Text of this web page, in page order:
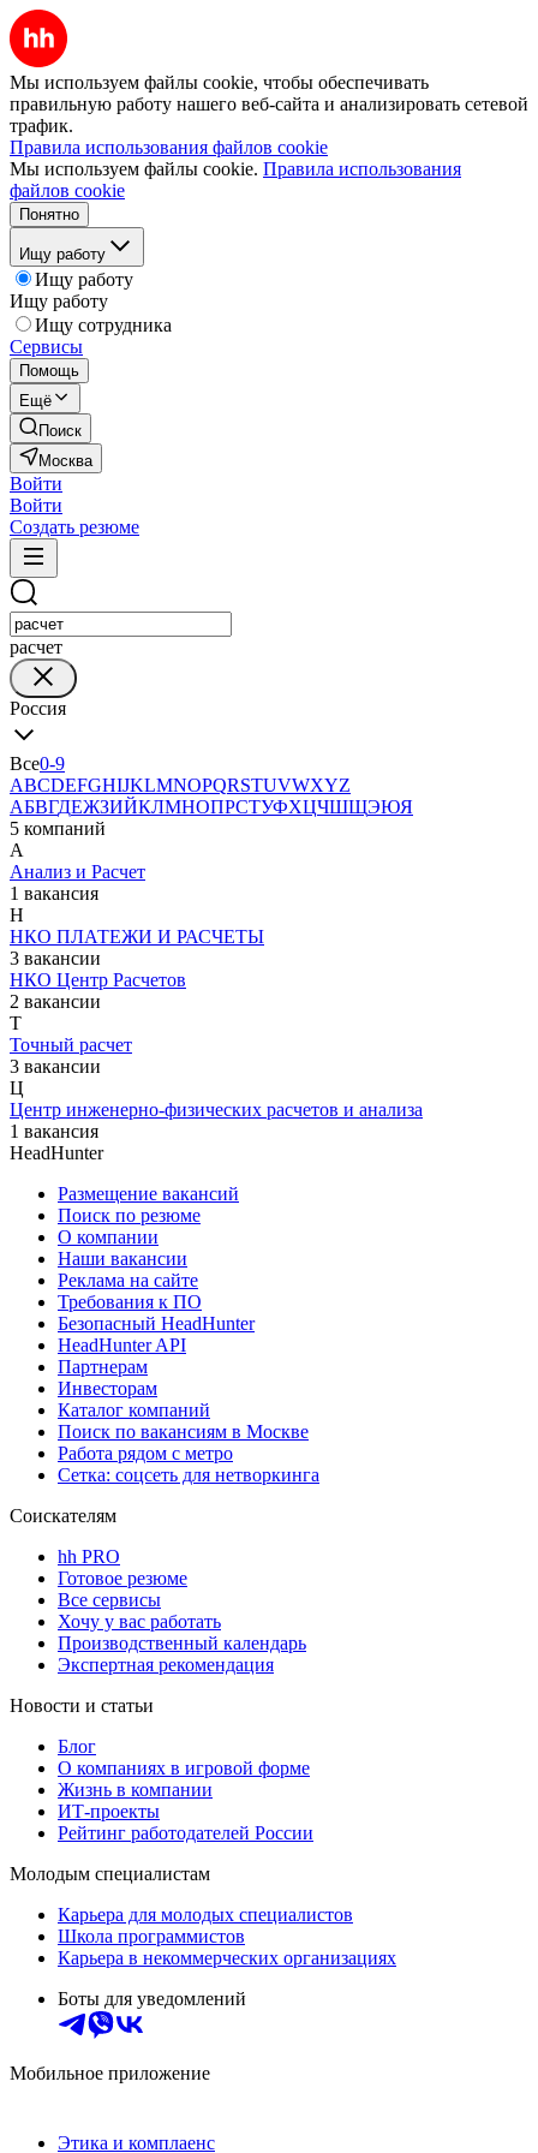
Мы используем файлы cookie, чтобы обеспечивать
правильную работу нашего веб-сайта и анализировать сетевой
трафик.
Правила использования файлов cookie
Мы используем файлы cookie. Правила использования
файлов cookie
Понятно
Ищу работу
Ищу работу
Ищу работу
Ищу сотрудника
Сервисы
Помощь
Ещё
Поиск
Москва
Войти
Войти
Создать резюме
расчет
Россия
Все0-9
ABCDEFGHIJKLMNOPQRSTUVWXYZ
АБВГДЕЖЗИЙКЛМНОПРСТУФХЦЧШЩЭЮЯ
5 компаний
А
Анализ и Расчет
1 вакансия
Н
НКО ПЛАТЕЖИ И РАСЧЕТЫ
3 вакансии
НКО Центр Расчетов
2 вакансии
Т
Точный расчет
3 вакансии
Ц
Центр инженерно-физических расчетов и анализа
1 вакансия
HeadHunter
Размещение вакансий
Поиск по резюме
О компании
Наши вакансии
Реклама на сайте
Требования к ПО
Безопасный HeadHunter
HeadHunter API
Партнерам
Инвесторам
Каталог компаний
Поиск по вакансиям в Москве
Работа рядом с метро
Сетка: соцсеть для нетворкинга
Соискателям
hh PRO
Готовое резюме
Все сервисы
Хочу у вас работать
Производственный календарь
Экспертная рекомендация
Новости и статьи
Блог
О компаниях в игровой форме
Жизнь в компании
ИТ-проекты
Рейтинг работодателей России
Молодым специалистам
Карьера для молодых специалистов
Школа программистов
Карьера в некоммерческих организациях
Боты для уведомлений
Мобильное приложение
Этика и комплаенс